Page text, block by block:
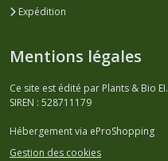
Expédition
Mentions légales
Ce site est édité par Plants & Bio EI.
SIREN : 528711179
Hébergement via eProShopping
Gestion des cookies